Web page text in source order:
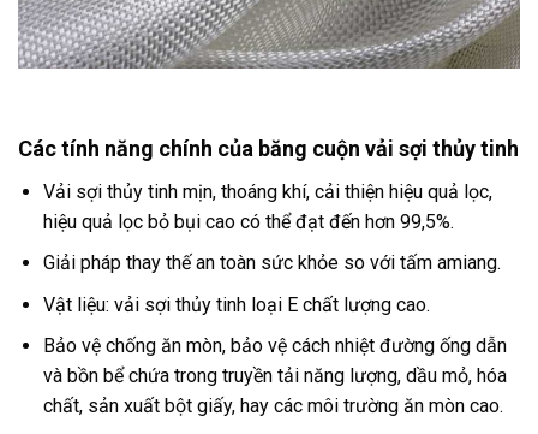
Các tính năng chính của băng cuộn vải sợi thủy tinh
Vải sợi thủy tinh mịn, thoáng khí, cải thiện hiệu quả lọc,
hiệu quả lọc bỏ bụi cao có thể đạt đến hơn 99,5%.
Giải pháp thay thế an toàn sức khỏe so với tấm amiang.
Vật liệu: vải sợi thủy tinh loại E chất lượng cao.
Bảo vệ chống ăn mòn, bảo vệ cách nhiệt đường ống dẫn
và bồn bể chứa trong truyền tải năng lượng, dầu mỏ, hóa
chất, sản xuất bột giấy, hay các môi trường ăn mòn cao.